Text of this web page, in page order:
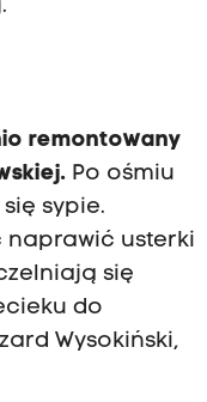
remontowany
Po ośmiu
sypie.
naprawić usterki
się
do
Wysokiński,